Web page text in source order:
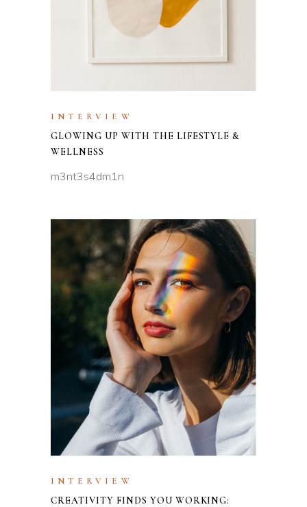
INTERVIEW
GLOWING UP WITH THE LIFESTYLE &
WELLNESS
m3nt3s4dm1n
INTERVIEW
CREATIVITY FINDS YOU WORKING: